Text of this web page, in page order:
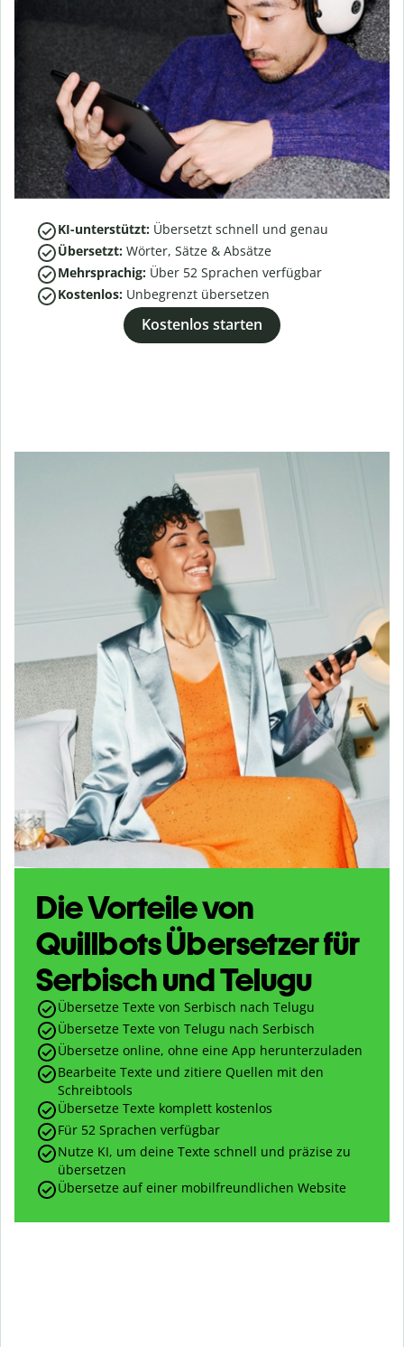
KI-unterstützt: Übersetzt schnell und genau
Übersetzt: Wörter, Sätze & Absätze
Mehrsprachig: Über 52 Sprachen verfügbar
Kostenlos: Unbegrenzt übersetzen
Kostenlos starten
Die Vorteile von
Quillbots Übersetzer für
Serbisch und Telugu
Übersetze Texte von Serbisch nach Telugu
Übersetze Texte von Telugu nach Serbisch
Übersetze online, ohne eine App herunterzuladen
Bearbeite Texte und zitiere Quellen mit den
Schreibtools
Übersetze Texte komplett kostenlos
Für 52 Sprachen verfügbar
Nutze KI, um deine Texte schnell und präzise zu
übersetzen
Übersetze auf einer mobilfreundlichen Website